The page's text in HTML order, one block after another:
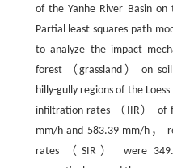
of the Yanhe River Basin on
Partial least squares path
to analyze the impact
forest （grassland） on
hilly-gully regions of the Loess
infiltration rates （IIR） of
mm/h and 583.39 mm/h，
rates （SIR） were